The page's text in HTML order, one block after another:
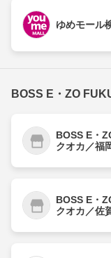
ゆめモール
BOSS E・ZO
BOSS E・
クオカ／福
BOSS E・
クオカ／佐